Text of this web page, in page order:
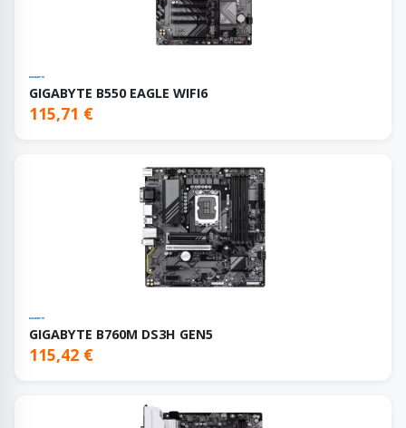
GIGABYTE B550 EAGLE WIFI6
115,71 €
GIGABYTE B760M DS3H GEN5
115,42 €